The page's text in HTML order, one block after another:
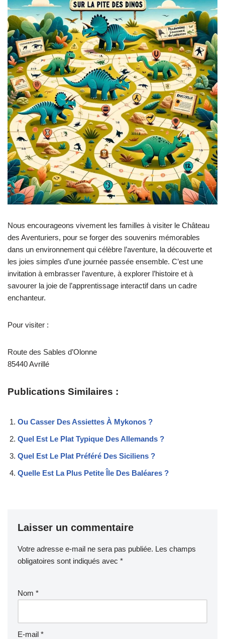
Nous encourageons vivement les familles à visiter le Château
des Aventuriers, pour se forger des souvenirs mémorables
dans un environnement qui célèbre l’aventure, la découverte et
les joies simples d’une journée passée ensemble. C’est une
invitation à embrasser l’aventure, à explorer l’histoire et à
savourer la joie de l’apprentissage interactif dans un cadre
enchanteur.
Pour visiter :
Route des Sables d’Olonne
85440 Avrillé
Publications Similaires :
Ou Casser Des Assiettes À Mykonos ?
Quel Est Le Plat Typique Des Allemands ?
Quel Est Le Plat Préféré Des Siciliens ?
Quelle Est La Plus Petite Île Des Baléares ?
Laisser un commentaire
Votre adresse e-mail ne sera pas publiée. Les champs
obligatoires sont indiqués avec *
Nom *
E-mail *